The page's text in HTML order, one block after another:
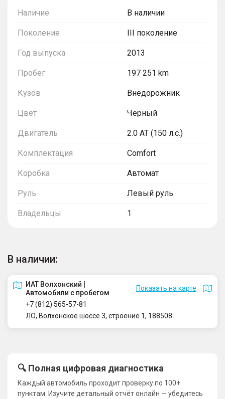
Наличие В наличии
Поколение III поколение
Год выпуска 2013
Пробег 197 251 km
Кузов Внедорожник
Цвет Черный
Двигатель 2.0 AT (150 л.с.)
Комплектация Comfort
Коробка Автомат
Руль Левый руль
Владельцы 1
В наличии:
ИАТ Волхонский |
Автомобили с пробегом
Показать на карте
+7 (812) 565-57-81
ЛО, Волхонское шоссе 3, строение 1, 188508
🔍 Полная цифровая диагностика
Каждый автомобиль проходит проверку по 100+
пунктам. Изучите детальный отчёт онлайн — убедитесь